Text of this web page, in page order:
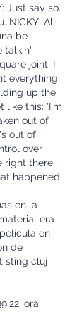
Just say so.
NICKY: All
be
talkin'
joint. I
everything
up the
like this: 'I'm
out of
out of
over
right there.
happened.
en la
era
en
de
sting cluj